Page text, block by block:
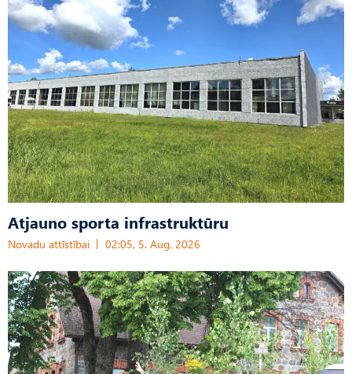
Atjauno sporta infrastruktūru
Novadu attīstībai 02:05, 5. Aug, 2026